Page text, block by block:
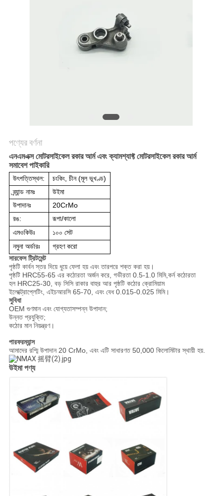
পণ্যের বর্ণনা
এনএমএক্স মোটরসাইকেল রকার আর্ম এবং ক্যামশ্যাফ্ট মোটরসাইকেল রকার আর্ম
সমাবেশ পাইকারি
উৎপত্তিস্থল:
চংকিং, চীন (মূল ভূখণ্ড)
ব্র্যান্ড নামঃ
উইমা
উপাদানঃ
20CrMo
রঙ:
রূপা/কালো
এমওকিউঃ
১০০ সেট
নমুনা অর্ডারঃ
গ্রহণ করো
সারফেস ট্রিটমেন্ট
পৃষ্ঠটি কার্বন স্তর দিয়ে ধুয়ে ফেলা হয় এবং তারপরে শক্ত করা হয়।
পৃষ্ঠটি HRC55-65 এর কঠোরতা অর্জন করে, গভীরতা 0.5-1.0 মিমি,কর্ন কঠোরতা
হল HRC25-30, বড় সিসি রাকার বাহুর আর পৃষ্ঠটি কঠোর ক্রোমিয়াম
ইলেক্ট্রোপ্লেটিং, এইচআরসি 65-70, এবং বেধ 0.015-0.025 মিমি।
সুবিধা
OEM গুণমান এবং যোগ্যতাসম্পন্ন উপাদান;
উন্নত প্রযুক্তি;
কঠোর মান নিয়ন্ত্রণ।
পারফরম্যান্স
আমাদের রশ্মি উপাদান 20 CrMo, এবং এটি সাধারণত 50,000 কিলোমিটার স্থায়ী হয়.
উইমা পণ্য